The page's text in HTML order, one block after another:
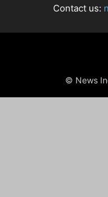
Contact us:
© News